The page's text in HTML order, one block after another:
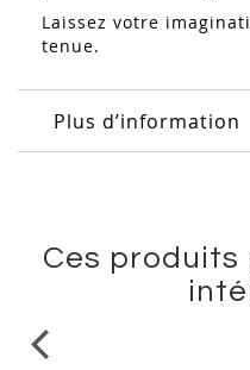
Laissez votre
tenue.
Plus d’information
Ces produits